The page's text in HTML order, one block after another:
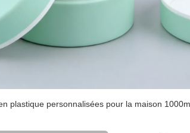
plastique personnalisées pour la maison